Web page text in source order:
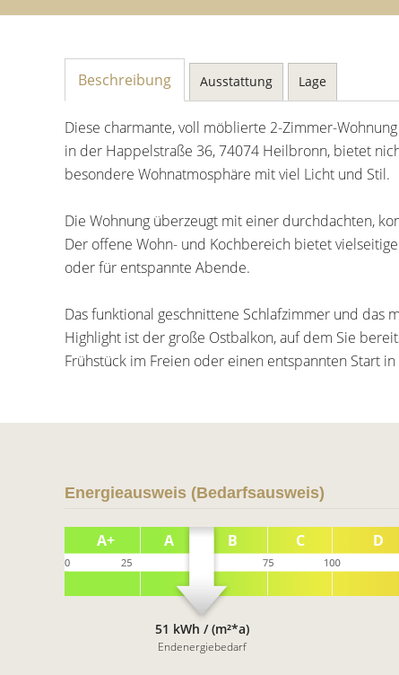
Beschreibung Ausstattung Lage
Diese charmante, voll möblierte 2-Zimmer-
in der Happelstraße 36, 74074 Heilbronn, bietet
besondere Wohnatmosphäre mit viel Licht und Stil.
Die Wohnung überzeugt mit einer durchdachten,
Der offene Wohn- und Kochbereich bietet
oder für entspannte Abende.
Das funktional geschnittene Schlafzimmer und das
Highlight ist der große Ostbalkon, auf dem Sie
Frühstück im Freien oder einen entspannten Start in
Energieausweis (Bedarfsausweis)
51 kWh / (m²*a)
Endenergiebedarf